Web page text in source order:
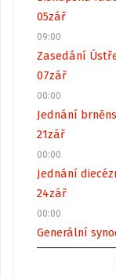
05zář
09:00
Zasedání
07zář
00:00
Jednání
21zář
00:00
Jednání
24zář
00:00
Generální